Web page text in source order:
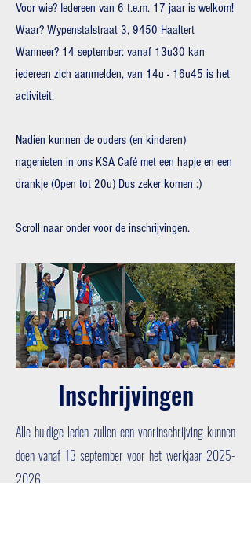
Voor wie? Iedereen van 6 t.e.m. 17 jaar is welkom!
Waar? Wypenstalstraat 3, 9450 Haaltert
Wanneer? 14 september: vanaf 13u30 kan
iedereen zich aanmelden, van 14u - 16u45 is het
activiteit.
Nadien kunnen de ouders (en kinderen)
nagenieten in ons KSA Café met een hapje en een
drankje (Open tot 20u) Dus zeker komen :)
Scroll naar onder voor de inschrijvingen.
Inschrijvingen
Alle huidige leden zullen een voorinschrijving kunnen
doen vanaf 13 september voor het werkjaar 2025-
2026